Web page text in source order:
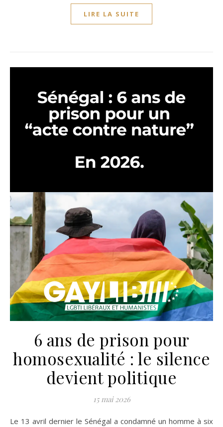
LIRE LA SUITE
6 ans de prison pour
homosexualité : le silence
devient politique
15 mai 2026
Le 13 avril dernier le Sénégal a condamné un homme à six